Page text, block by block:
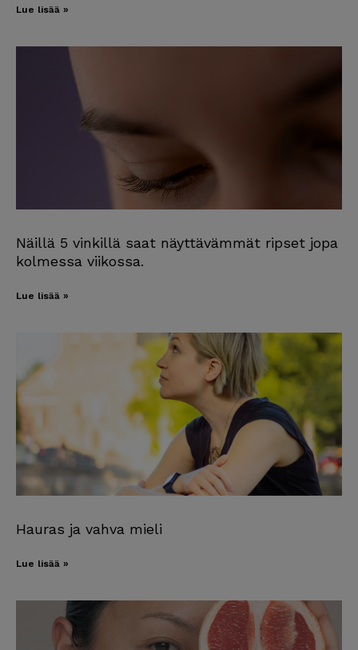
Lue lisää »
Näillä 5 vinkillä saat näyttävämmät ripset jopa
kolmessa viikossa.
Lue lisää »
Hauras ja vahva mieli
Lue lisää »